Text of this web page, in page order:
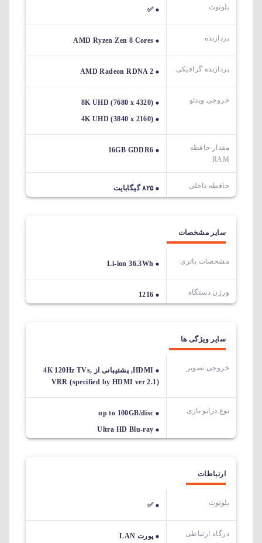
بلوتوث ✅
پردازنده AMD Ryzen Zen 8 Cores
پردازنده گرافیکی AMD Radeon RDNA 2
خروجی ویدئو
8K UHD (7680 x 4320)
4K UHD (3840 x 2160)
مقدار حافظه
RAM
16GB GDDR6
حافظه داخلی ۸۲۵ گیگابایت
سایر مشخصات
مشخصات باتری Li-ion 36.3Wh
ورژن دستگاه 1216
سایر ویژگی ها
خروجی تصویر
HDMI, پشتیبانی از 4K 120Hz TVs,
VRR (specified by HDMI ver 2.1)
نوع درایو بازی
up to 100GB/disc
Ultra HD Blu-ray
ارتباطات
بلوتوث ✅
درگاه ارتباطی
پورت LAN